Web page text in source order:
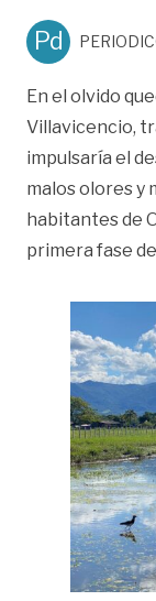
Pd
En el olvido
Villavicencio,
impulsaría el
malos olores y
habitantes de
primera fase